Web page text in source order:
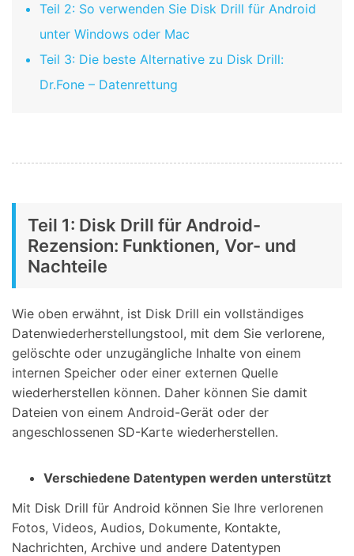
Teil 2: So verwenden Sie Disk Drill für Android
unter Windows oder Mac
Teil 3: Die beste Alternative zu Disk Drill:
Dr.Fone – Datenrettung
Teil 1: Disk Drill für Android-
Rezension: Funktionen, Vor- und
Nachteile
Wie oben erwähnt, ist Disk Drill ein vollständiges
Datenwiederherstellungstool, mit dem Sie verlorene,
gelöschte oder unzugängliche Inhalte von einem
internen Speicher oder einer externen Quelle
wiederherstellen können. Daher können Sie damit
Dateien von einem Android-Gerät oder der
angeschlossenen SD-Karte wiederherstellen.
Verschiedene Datentypen werden unterstützt
Mit Disk Drill für Android können Sie Ihre verlorenen
Fotos, Videos, Audios, Dokumente, Kontakte,
Nachrichten, Archive und andere Datentypen